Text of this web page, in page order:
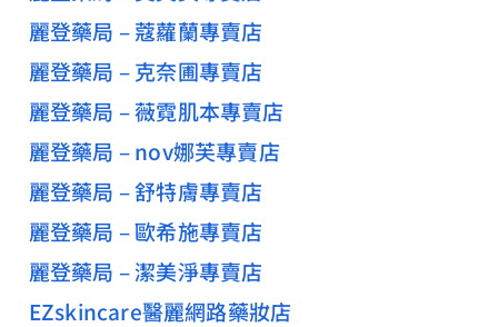
麗登藥局 – 蔻蘿蘭專賣店
麗登藥局 – 克奈圃專賣店
麗登藥局 – 薇霓肌本專賣店
麗登藥局 – nov娜芙專賣店
麗登藥局 – 舒特膚專賣店
麗登藥局 – 歐希施專賣店
麗登藥局 – 潔美淨專賣店
EZskincare醫麗網路藥妝店